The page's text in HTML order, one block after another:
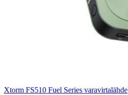
Xtorm FS510 Fuel Series varavirtalähde